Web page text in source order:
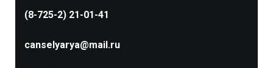
(8-725-2) 21-01-41
canselyarya@mail.ru